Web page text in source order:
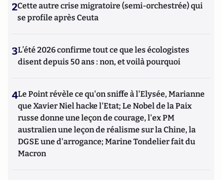
2Cette autre crise migratoire (semi-orchestrée) qui
se profile après Ceuta
3L’été 2026 confirme tout ce que les écologistes
disent depuis 50 ans : non, et voilà pourquoi
4Le Point révèle ce qu'on sniffe à l'Elysée, Marianne
que Xavier Niel hacke l'Etat; Le Nobel de la Paix
russe donne une leçon de courage, l'ex PM
australien une leçon de réalisme sur la Chine, la
DGSE une d'arrogance; Marine Tondelier fait du
Macron